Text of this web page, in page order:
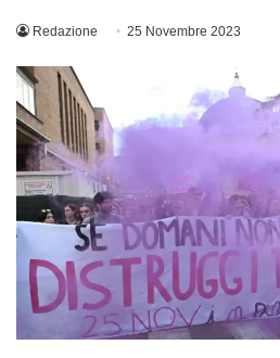
Redazione 25 Novembre 2023